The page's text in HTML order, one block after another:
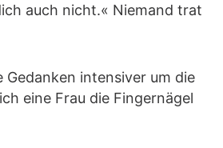
auch nicht.« Niemand trat
Gedanken intensiver um die
eine Frau die Fingernägel